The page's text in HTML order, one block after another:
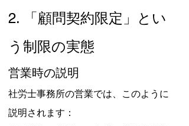
2. 「顧問契約限定」とい
う制限の実態
営業時の説明
社労士事務所の営業では、このように
説明されます：